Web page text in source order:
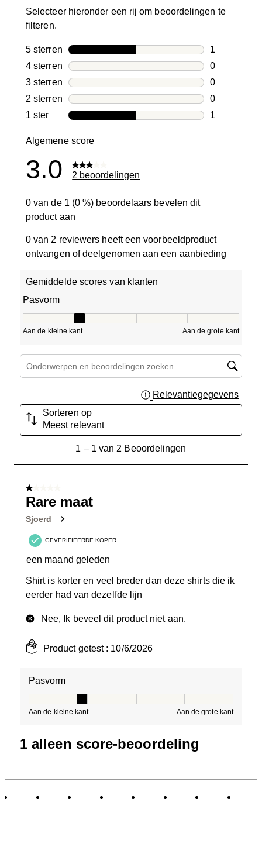
Selecteer hieronder een rij om beoordelingen te
filteren.
5 sterren sterren
1
1
4 sterren sterren
0
0
3 sterren sterren
0
0
2 sterren sterren
0
0
1 ster sterren
1
Algemene score
3.0 2 beoordelingen
0 van de 1 (0 %) beoordelaars bevelen dit
product aan
0 van 2 reviewers heeft een voorbeeldproduct
ontvangen of deelgenomen aan een aanbieding
Gemiddelde scores van klanten
Pasvorm
Aan de kleine kant Aan de grote kant
Onderwerpen en beoordelingen zoeken per regio
Relevantiegegevens
Sorteren op
Meest relevant
van
Beoordelingen.
1 – 1 van 2 Beoordelingen
1 van 5 sterren.
Rare maat
Sjoerd
GEVERIFIEERDE KOPER
een maand geleden
Shirt is korter en veel breder dan deze shirts die ik
eerder had van dezelfde lijn
Nee, Ik beveel dit product niet aan.
Product getest : 10/6/2026
Pasvorm
Aan de kleine kant Aan de grote kant
1 alleen score-beoordeling